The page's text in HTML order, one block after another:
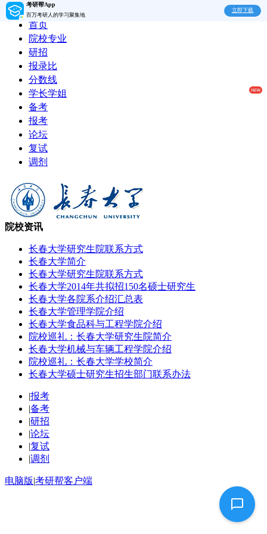
考研帮App
百万考研人的学习聚集地
立即下载
首页
院校专业
研招
报录比
分数线
学长学姐
备考
报考
论坛
复试
调剂
院校资讯
长春大学研究生院联系方式
长春大学简介
长春大学研究生院联系方式
长春大学2014年共拟招150名硕士研究生
长春大学各院系介绍汇总表
长春大学管理学院介绍
长春大学食品科与工程学院介绍
院校巡礼：长春大学研究生院简介
长春大学机械与车辆工程学院介绍
院校巡礼：长春大学学校简介
长春大学硕士研究生招生部门联系办法
|报考
|备考
|研招
|论坛
|复试
|调剂
电脑版|考研帮客户端